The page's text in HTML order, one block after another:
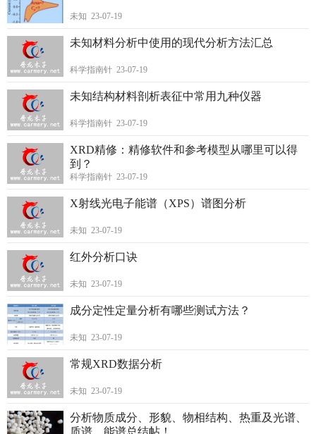
未知 23-07-19
未知材料分析中使用的现代分析方法汇总
科学指南针 23-07-19
未知结构材料剖析表征中常用九种仪器
科学指南针 23-07-19
XRD精修：精修软件和参考模型从哪里可以得
到？
科学指南针 23-07-19
X射线光电子能谱（XPS）谱图分析
未知 23-07-19
红外分析口诀
未知 23-07-19
成分定性定量分析有哪些测试方法？
未知 23-07-19
常规XRD数据分析
未知 23-07-19
分析物质成分、形貌、物相结构、热重及光谱、
质谱、能谱总结帖！